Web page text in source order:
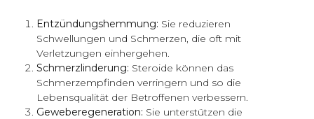
Entzündungshemmung: Sie reduzieren
Schwellungen und Schmerzen, die oft mit
Verletzungen einhergehen.
Schmerzlinderung: Steroide können das
Schmerzempfinden verringern und so die
Lebensqualität der Betroffenen verbessern.
Geweberegeneration: Sie unterstützen die